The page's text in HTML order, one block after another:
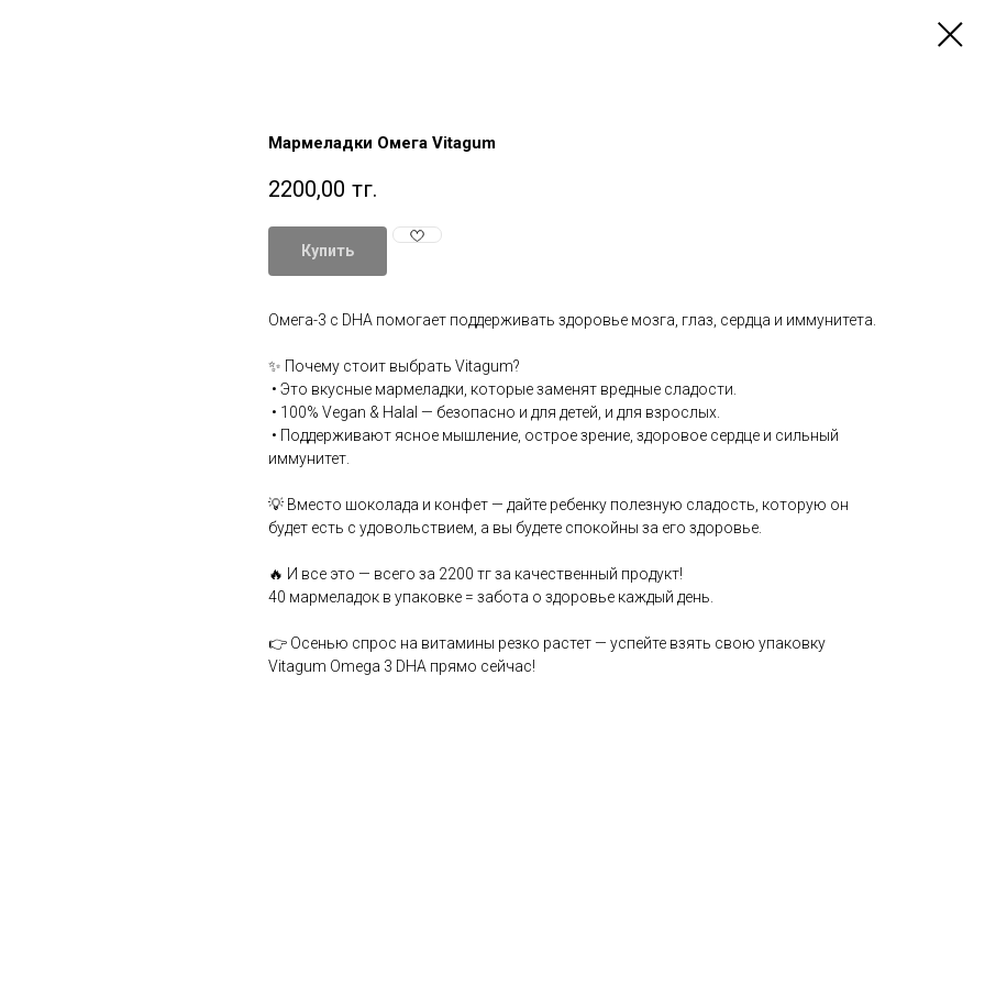
Мармеладки Омега Vitagum
2200,00 тг.
Купить
Омега-3 с DHA помогает поддерживать здоровье мозга, глаз, сердца и иммунитета.
✨ Почему стоит выбрать Vitagum?
• Это вкусные мармеладки, которые заменят вредные сладости.
• 100% Vegan & Halal — безопасно и для детей, и для взрослых.
• Поддерживают ясное мышление, острое зрение, здоровое сердце и сильный
иммунитет.
💡 Вместо шоколада и конфет — дайте ребенку полезную сладость, которую он
будет есть с удовольствием, а вы будете спокойны за его здоровье.
🔥 И все это — всего за 2200 тг за качественный продукт!
40 мармеладок в упаковке = забота о здоровье каждый день.
👉 Осенью спрос на витамины резко растет — успейте взять свою упаковку
Vitagum Omega 3 DHA прямо сейчас!